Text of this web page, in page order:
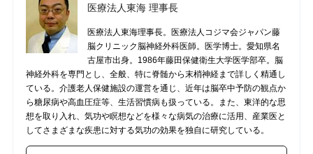
医療法人東海 理事長
医療法人東海理事長。医療法人コジマ会ジャパン藤
脳クリニック脳神経外科医師。医学博士。愛知県名
古屋市出身。1986年藤田保健衛生大学医学部卒。脳
神経外科を専門とし、全般、特に脊髄から末梢神経まで詳しく精通し
ている。介護老人保健施設の運営を通じ、近年は脳卒中予防の観点か
ら糖尿病や高血圧症等、生活習慣病も扱っている。また、東洋的な思
想を取り入れ、気功や瞑想などを様々な病気の治療に活用、産業医と
してさまざまな疾患に対する気功の効果を独自に研究している。